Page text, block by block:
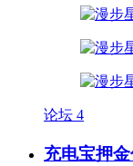
论坛 4
充电宝押